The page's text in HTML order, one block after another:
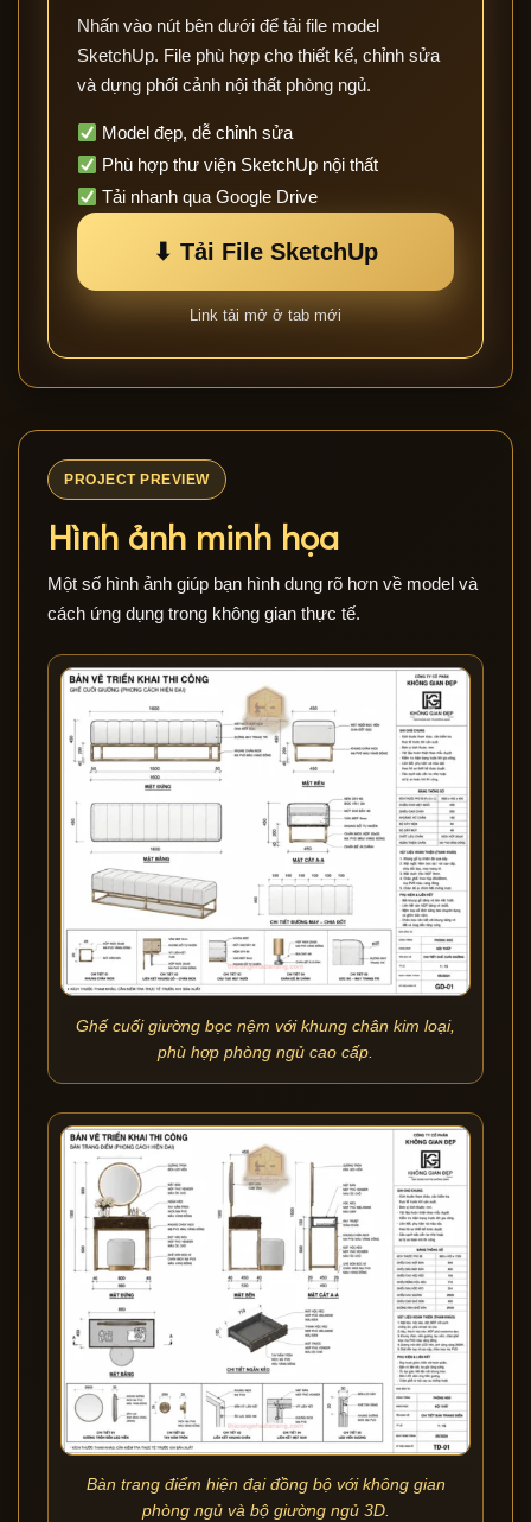
Nhấn vào nút bên dưới để tải file model
SketchUp. File phù hợp cho thiết kế, chỉnh sửa
và dựng phối cảnh nội thất phòng ngủ.
Model đẹp, dễ chỉnh sửa
Phù hợp thư viện SketchUp nội thất
Tải nhanh qua Google Drive
⬇ Tải File SketchUp
Link tải mở ở tab mới
PROJECT PREVIEW
Hình ảnh minh họa
Một số hình ảnh giúp bạn hình dung rõ hơn về model và
cách ứng dụng trong không gian thực tế.
Ghế cuối giường bọc nệm với khung chân kim loại,
phù hợp phòng ngủ cao cấp.
Bàn trang điểm hiện đại đồng bộ với không gian
phòng ngủ và bộ giường ngủ 3D.